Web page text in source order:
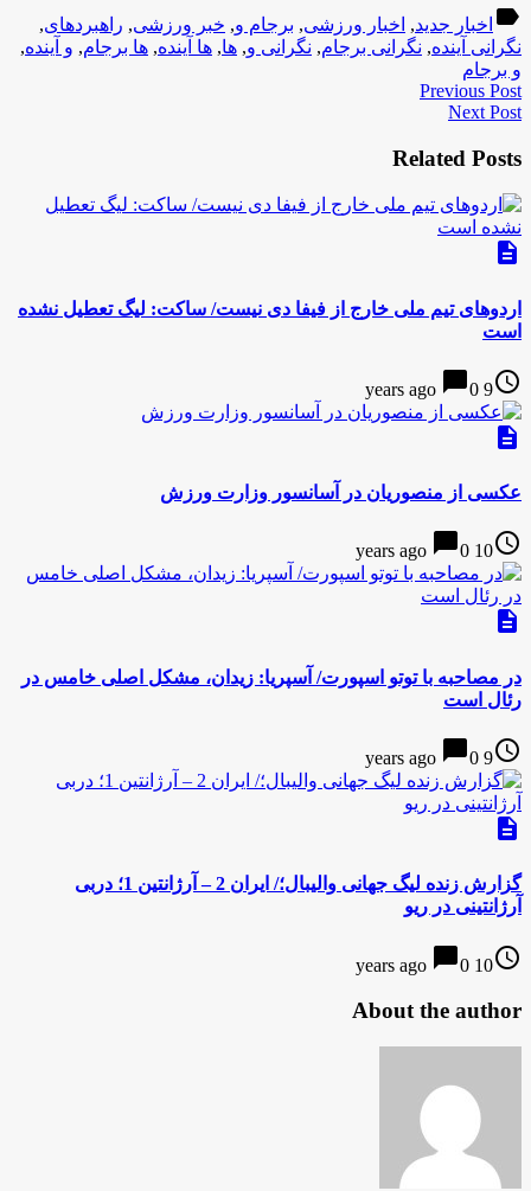
label اخبار جدید, اخبار ورزشی, برجام و, خبر ورزشی, راهبردهای,
نگرانی آینده, نگرانی برجام, نگرانی و, ها, ها آینده, ها برجام, و آینده,
و برجام
Previous Post
Next Post
Related Posts
description
اردوهای تیم ملی خارج از فیفا دی نیست/ ساکت: لیگ تعطیل نشده
است
access_time
9 years ago
chat_bubble0
description
عکسی از منصوریان در آسانسور وزارت ورزش
access_time
10 years ago
chat_bubble0
description
در مصاحبه با توتو اسپورت/ آسپریا: زیدان، مشکل اصلی خامس در
رئال است
access_time
9 years ago
chat_bubble0
description
گزارش زنده لیگ جهانی والیبال؛/ ایران 2 – آرژانتین 1؛ دربی
آرژانتینی در ریو
access_time
10 years ago
chat_bubble0
About the author